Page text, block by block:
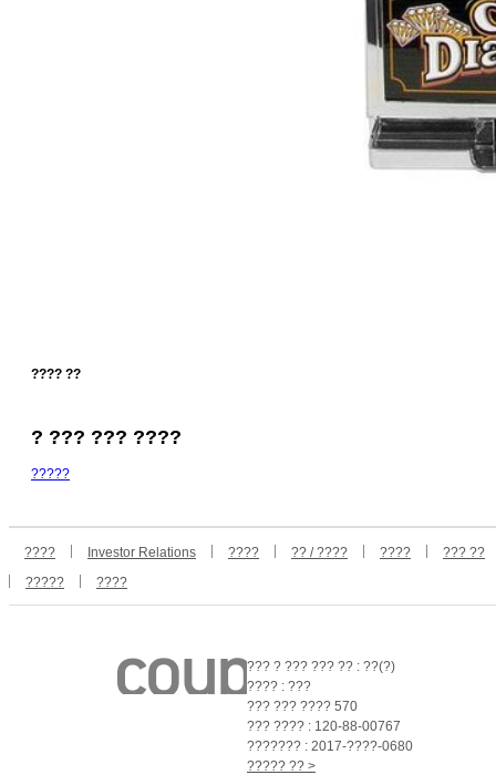
???? ??
? ??? ??? ????
?????
???? Investor Relations ???? ?? / ???? ????
??? ??
?????
????
??? ? ??? ??? ?? : ??(?)
???? : ???
??? ??? ???? 570
??? ???? : 120-88-00767
??????? : 2017-????-0680
????? ?? >